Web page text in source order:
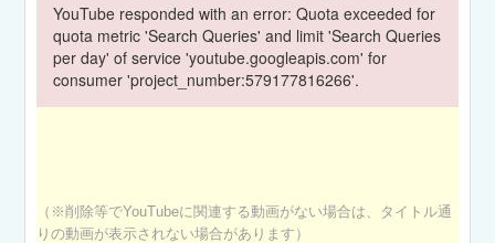
YouTube responded with an error: Quota exceeded for
quota metric 'Search Queries' and limit 'Search Queries
per day' of service 'youtube.googleapis.com' for
consumer 'project_number:579177816266'.
（※削除等でYouTubeに関連する動画がない場合は、タイトル通
りの動画が表示されない場合があります）